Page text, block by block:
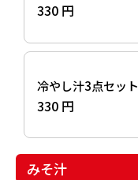
330 円
冷やし汁3点セット
330 円
みそ汁